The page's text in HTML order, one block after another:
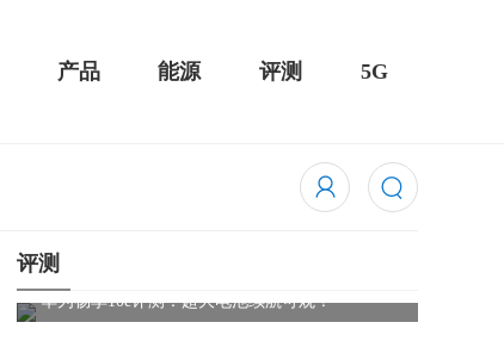
产品 能源 评测 5G
评测
华为畅享10e评测：超大电池续航可观！